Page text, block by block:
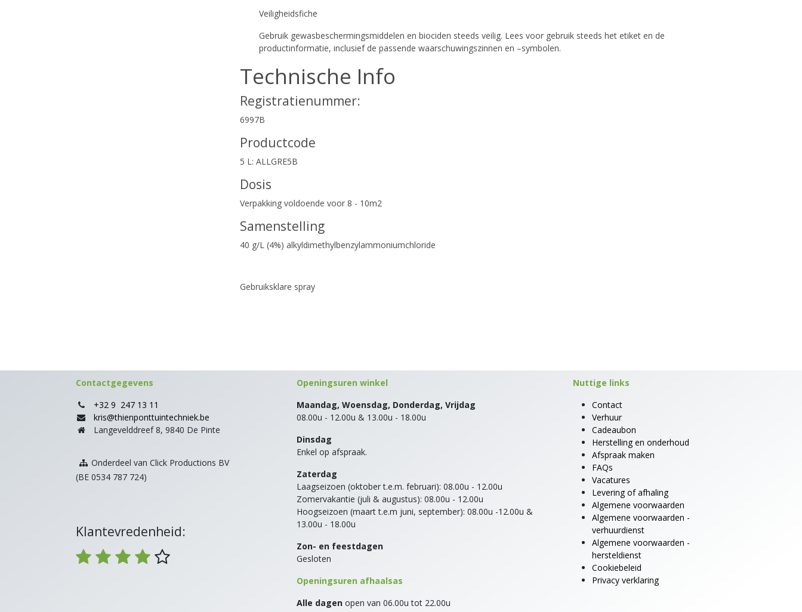
Veiligheidsfiche
Gebruik gewasbeschermingsmiddelen en biociden steeds veilig. Lees voor gebruik steeds het etiket en de
productinformatie, inclusief de passende waarschuwingszinnen en –symbolen.
Technische Info
Registratienummer:
6997B
Productcode
5 L: ALLGRE5B
Dosis
Verpakking voldoende voor 8 - 10m2
Samenstelling
40 g/L (4%) alkyldimethylbenzylammoniumchloride
Gebruiksklare spray
Openingsuren winkel
Maandag, Woensdag, Donderdag, Vrijdag
08.00u - 12.00u & 13.00u - 18.00u
Dinsdag
Enkel op afspraak.
Zaterdag
Laagseizoen (oktober t.e.m. februari): 08.00u - 12.00u
Zomervakantie (juli & augustus): 08.00u - 12.00u
Hoogseizoen (maart t.e.m juni, september): 08.00u -12.00u &
13.00u - 18.00u
Zon- en feestdagen
Gesloten
Openingsuren afhaalsas
Alle dagen open van 06.00u tot 22.00u
Contactgegevens
+32 9 247 13 11
kris@thienponttuintechniek.be
Langevelddreef 8, 9840 De Pinte
Onderdeel van Click Productions BV
(BE 0534 787 724)
Klantevredenheid:
Nuttige links
Contact
Verhuur
Cadeaubon
Herstelling en onderhoud
Afspraak maken
FAQs
Vacatures
Levering of afhaling
Algemene voorwaarden
Algemene voorwaarden -
verhuurdienst
Algemene voorwaarden -
hersteldienst
Cookiebeleid
Privacy verklaring